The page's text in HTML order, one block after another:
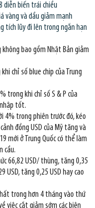
diễn biến trái chiều
vàng và dầu giảm mạnh
tích lũy đi lên trong ngắn hạn
không bao gồm Nhật Bản giảm
chỉ số blue chip của Trung
trong khi chỉ số S & P của
tốt.
4% trong phiên trước đó, kéo
đồng USD của Mỹ tăng và
mới ở Trung Quốc có thể làm
cầu.
66,82 USD/ thùng, tăng 0,35
USD, tăng 0,25 USD hay cao
trong hơn 4 tháng vào thứ
việc cắt giảm sớm các biện